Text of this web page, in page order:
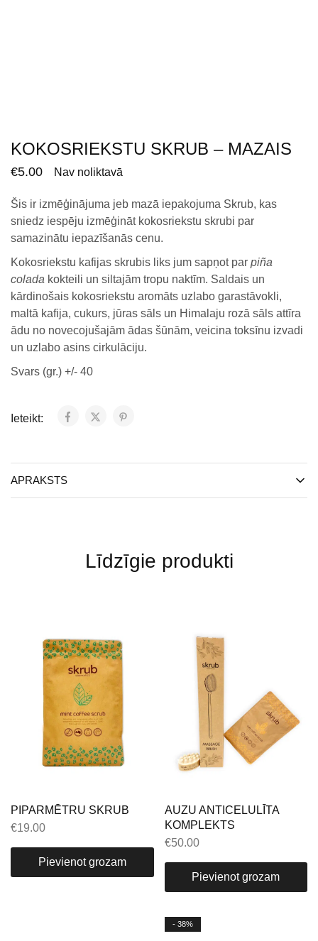
KOKOSRIEKSTU SKRUB – MAZAIS
€5.00 Nav noliktavā
Šis ir izmēģinājuma jeb mazā iepakojuma Skrub, kas
sniedz iespēju izmēģināt kokosriekstu skrubi par
samazinātu iepazīšanās cenu.
Kokosriekstu kafijas skrubis liks jum sapņot par piña
colada kokteili un siltajām tropu naktīm. Saldais un
kārdinošais kokosriekstu aromāts uzlabo garastāvokli,
maltā kafija, cukurs, jūras sāls un Himalaju rozā sāls attīra
ādu no novecojušajām ādas šūnām, veicina toksīnu izvadi
un uzlabo asins cirkulāciju.
Svars (gr.) +/- 40
Ieteikt:
APRAKSTS
Līdzīgie produkti
PIPARMĒTRU SKRUB
€19.00
Pievienot grozam
AUZU ANTICELULĪTA
KOMPLEKTS
€50.00
Pievienot grozam
- 38%